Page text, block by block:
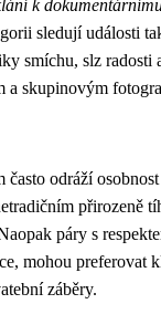
k
sledují události
smíchu, slz radosti
a skupinovým
odráží
přirozeně
páry s
mohou preferovat
záběry.